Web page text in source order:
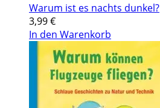
Warum ist es nachts dunkel?
3,99€
In den Warenkorb